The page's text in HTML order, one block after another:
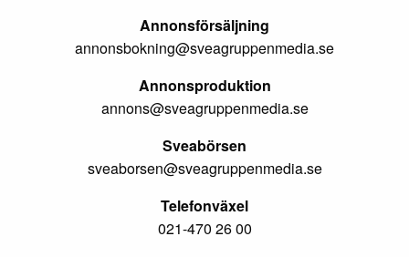
Annonsförsäljning
annonsbokning@sveagruppenmedia.se
Annonsproduktion
annons@sveagruppenmedia.se
Sveabörsen
sveaborsen@sveagruppenmedia.se
Telefonväxel
021-470 26 00